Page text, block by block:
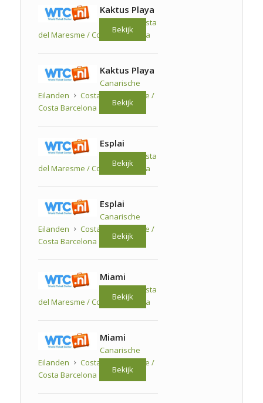
Kaktus Playa
Costa
del Maresme / Costa Barcelona
Bekijk
Kaktus Playa
Canarische
Eilanden
Costa del Maresme /
Costa Barcelona
Bekijk
Esplai
Costa
del Maresme / Costa Barcelona
Bekijk
Esplai
Canarische
Eilanden
Costa del Maresme /
Costa Barcelona
Bekijk
Miami
Costa
del Maresme / Costa Barcelona
Bekijk
Miami
Canarische
Eilanden
Costa del Maresme /
Costa Barcelona
Bekijk